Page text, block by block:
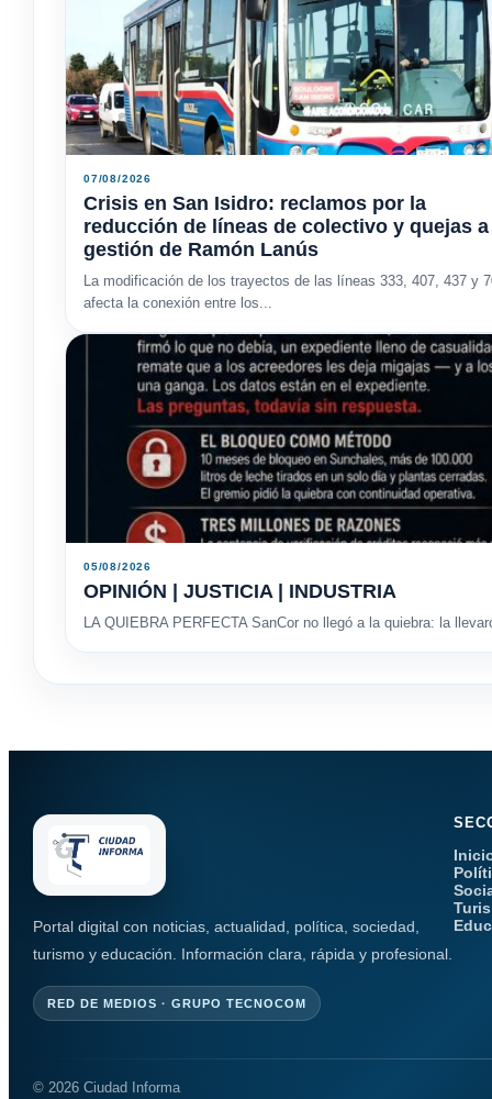
07/08/2026
Crisis en San Isidro: reclamos por la
reducción de líneas de colectivo y quejas
gestión de Ramón Lanús
La modificación de los trayectos de las líneas 333, 407, 437 y
afecta la conexión entre los...
05/08/2026
OPINIÓN | JUSTICIA | INDUSTRIA
LA QUIEBRA PERFECTA SanCor no llegó a la quiebra: la
Portal digital con noticias, actualidad, política, sociedad,
turismo y educación. Información clara, rápida y profesional.
RED DE MEDIOS · GRUPO TECNOCOM
© 2026 Ciudad Informa